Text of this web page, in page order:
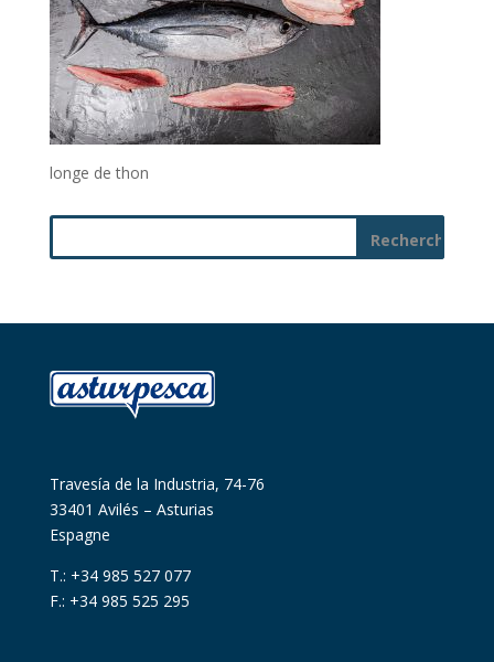
longe de thon
Travesía de la Industria, 74-76
33401 Avilés – Asturias
Espagne
T.: +34 985 527 077
F.: +34 985 525 295